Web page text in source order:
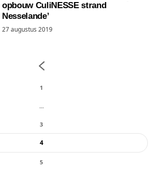
opbouw CuliNESSE strand
Nesselande’
27 augustus 2019
1
...
3
4
5